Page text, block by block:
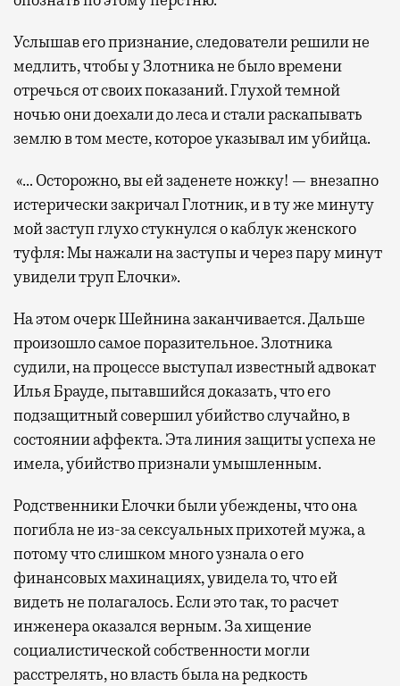
Услышав его признание, следователи решили не
медлить, чтобы у Злотника не было времени
отречься от своих показаний. Глухой темной
ночью они доехали до леса и стали раскапывать
землю в том месте, которое указывал им убийца.
«… Осторожно, вы ей заденете ножку! — внезапно
истерически закричал Глотник, и в ту же минуту
мой заступ глухо стукнулся о каблук женского
туфля: Мы нажали на заступы и через пару минут
увидели труп Елочки».
На этом очерк Шейнина заканчивается. Дальше
произошло самое поразительное. Злотника
судили, на процессе выступал известный адвокат
Илья Брауде, пытавшийся доказать, что его
подзащитный совершил убийство случайно, в
состоянии аффекта. Эта линия защиты успеха не
имела, убийство признали умышленным.
Родственники Елочки были убеждены, что она
погибла не из-за сексуальных прихотей мужа, а
потому что слишком много узнала о его
финансовых махинациях, увидела то, что ей
видеть не полагалось. Если это так, то расчет
инженера оказался верным. За хищение
социалистической собственности могли
расстрелять, но власть была на редкость